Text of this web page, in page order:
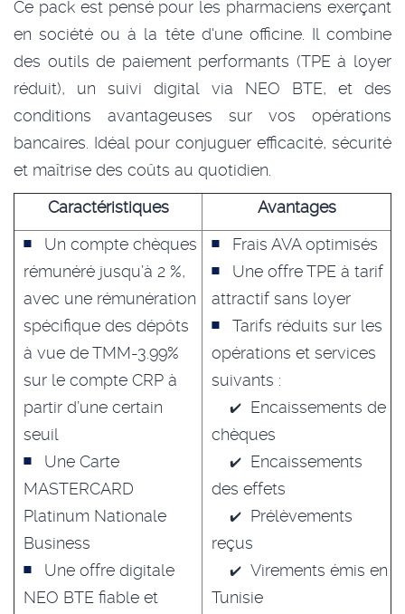
Ce pack est pensé pour les pharmaciens exerçant
en société ou à la tête d'une officine. Il combine
des outils de paiement performants (TPE à loyer
réduit), un suivi digital via NEO BTE, et des
conditions avantageuses sur vos opérations
bancaires. Idéal pour conjuguer efficacité, sécurité
et maîtrise des coûts au quotidien.
Caractéristiques
Avantages
Un compte chèques
rémunéré jusqu’à 2 %,
avec une rémunération
spécifique des dépôts
à vue de TMM-3.99%
sur le compte CRP à
partir d’une certain
seuil
Une Carte
MASTERCARD
Platinum Nationale
Business
Une offre digitale
NEO BTE fiable et
Frais AVA optimisés
Une offre TPE à tarif
attractif sans loyer
Tarifs réduits sur les
opérations et services
suivants :
Encaissements de
chèques
Encaissements
des effets
Prélèvements
reçus
Virements émis en
Tunisie